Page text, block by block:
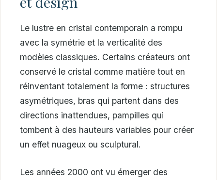
Le lustre en cristal contemporain a rompu
avec la symétrie et la verticalité des
modèles classiques. Certains créateurs ont
conservé le cristal comme matière tout en
réinventant totalement la forme : structures
asymétriques, bras qui partent dans des
directions inattendues, pampilles qui
tombent à des hauteurs variables pour créer
un effet nuageux ou sculptural.
Les années 2000 ont vu émerger des